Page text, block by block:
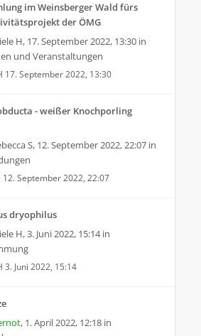
im Weinsberger Wald fürs
der ÖMG
H, 17. September 2022, 13:30 in
und Veranstaltungen
17. September 2022, 13:30
- weißer Knochporling
S, 12. September 2022, 22:07 in
12. September 2022, 22:07
dryophilus
H,3. Juni 2022, 15:14in
3. Juni 2022, 15:14
, 1. April 2022, 12:18 in